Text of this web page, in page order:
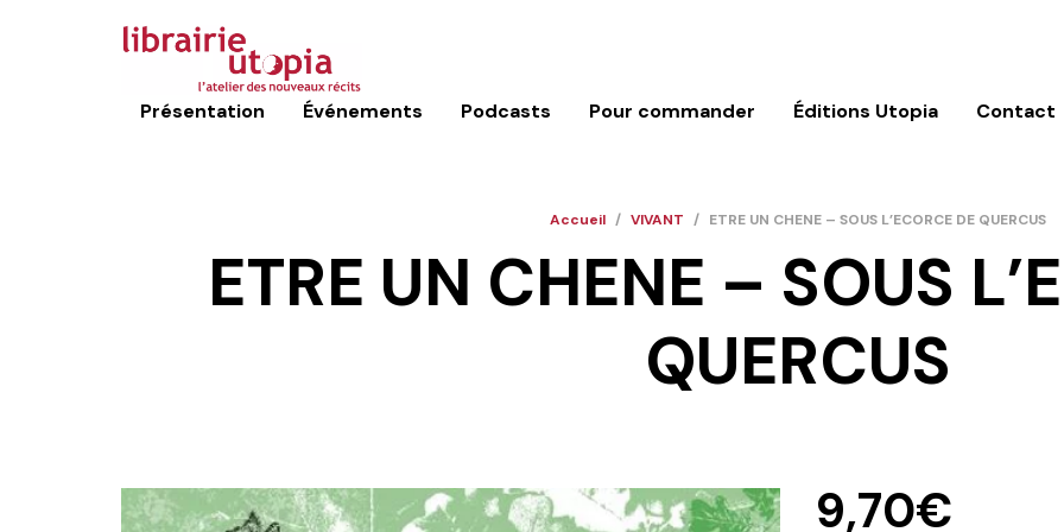
Présentation Événements Podcasts Pour commander Éditions Utopia Contact
Accueil / VIVANT / ETRE UN CHENE – SOUS L’ECORCE DE QUERCUS
ETRE UN CHENE – SOUS
QUERCUS
9,70€